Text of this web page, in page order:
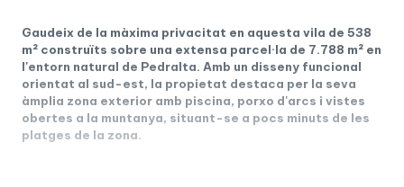
Gaudeix de la màxima privacitat en aquesta vila de 538
m² construïts sobre una extensa parcel·la de 7.788 m² en
l'entorn natural de Pedralta. Amb un disseny funcional
orientat al sud-est, la propietat destaca per la seva
àmplia zona exterior amb piscina, porxo d'arcs i vistes
obertes a la muntanya, situant-se a pocs minuts de les
platges de la zona.